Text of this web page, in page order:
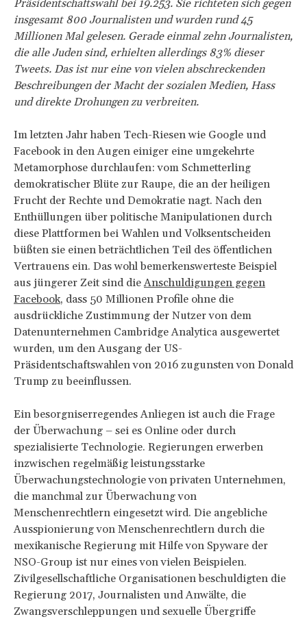
Präsidentschaftswahl bei 19.253. Sie richteten sich gegen
insgesamt 800 Journalisten und wurden rund 45
Millionen Mal gelesen. Gerade einmal zehn Journalisten,
die alle Juden sind, erhielten allerdings 83% dieser
Tweets. Das ist nur eine von vielen abschreckenden
Beschreibungen der Macht der sozialen Medien, Hass
und direkte Drohungen zu verbreiten.
Im letzten Jahr haben Tech-Riesen wie Google und
Facebook in den Augen einiger eine umgekehrte
Metamorphose durchlaufen: vom Schmetterling
demokratischer Blüte zur Raupe, die an der heiligen
Frucht der Rechte und Demokratie nagt. Nach den
Enthüllungen über politische Manipulationen durch
diese Plattformen bei Wahlen und Volksentscheiden
büßten sie einen beträchtlichen Teil des öffentlichen
Vertrauens ein. Das wohl bemerkenswerteste Beispiel
aus jüngerer Zeit sind dieAnschuldigungen gegen
Facebook, dass 50 Millionen Profile ohne die
ausdrückliche Zustimmung der Nutzer von dem
Datenunternehmen Cambridge Analytica ausgewertet
wurden, um den Ausgang der US-
Präsidentschaftswahlen von 2016 zugunsten von Donald
Trump zu beeinflussen.
Ein besorgniserregendes Anliegen ist auch die Frage
der Überwachung – sei es Online oder durch
spezialisierte Technologie. Regierungen erwerben
inzwischen regelmäßig leistungsstarke
Überwachungstechnologie von privaten Unternehmen,
die manchmal zur Überwachung von
Menschenrechtlern eingesetzt wird. Die angebliche
Ausspionierung von Menschenrechtlern durch die
mexikanische Regierung mit Hilfe von Spyware der
NSO-Group ist nur eines von vielen Beispielen.
Zivilgesellschaftliche Organisationen beschuldigten die
Regierung 2017, Journalisten und Anwälte, die
Zwangsverschleppungen und sexuelle Übergriffe